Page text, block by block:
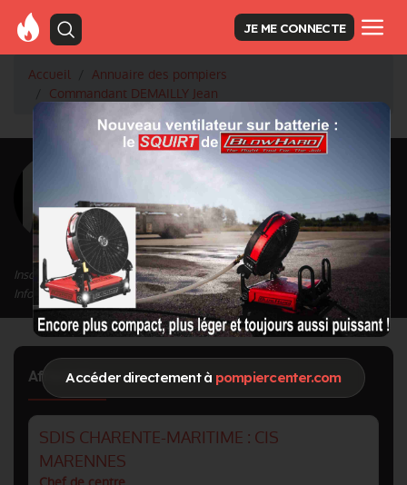
Accéder directement à pompiercenter.com
JE ME CONNECTE
Accueil
Annuaire des pompiers
Commandant DEMAILLY Jean
Retour à la liste des pompiers
DEMAILLY Jean
Grade : Commandant
Inscrit depuis le 12/09/2020 à 14:02
Informations mises à jour le 17/09/2025 à 11:49
Affectation
SDIS CHARENTE-MARITIME : CIS
MARENNES